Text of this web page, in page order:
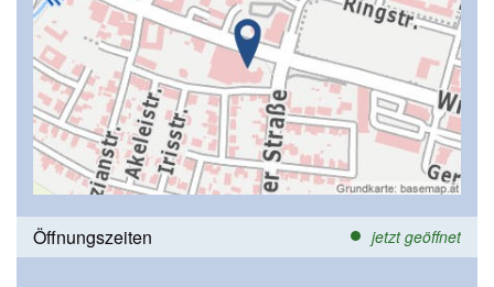
Öffnungszeiten jetzt geöffnet